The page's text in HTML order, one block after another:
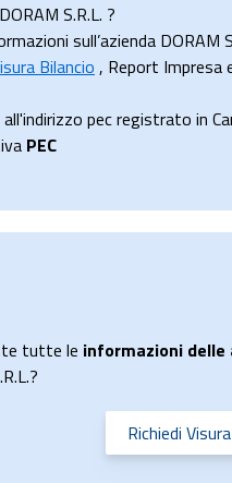
S.R.L. ?
sull’azienda DORAM
Bilancio , Report Impresa
pec registrato in
PEC
tutte le informazioni delle
Richiedi